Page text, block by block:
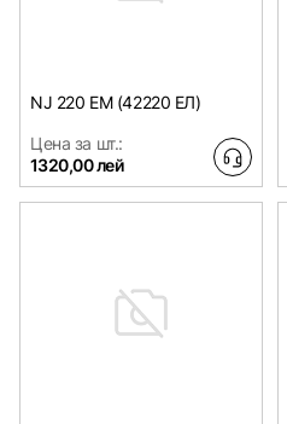
NJ 220 EM (42220 ЕЛ)
Цена за шт.:
1320,00 лей